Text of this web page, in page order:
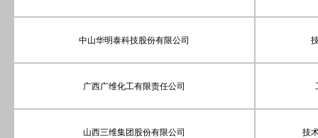
中山华明泰科技股份有限公司
广西广维化工有限责任公司
山西三维集团股份有限公司 技